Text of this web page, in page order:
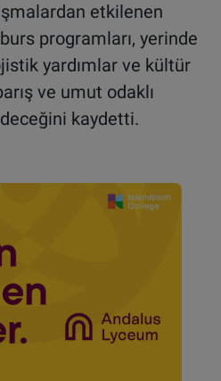
etkilenen
programları, yerinde
yardımlar ve kültür
ve umut odaklı
kaydetti.